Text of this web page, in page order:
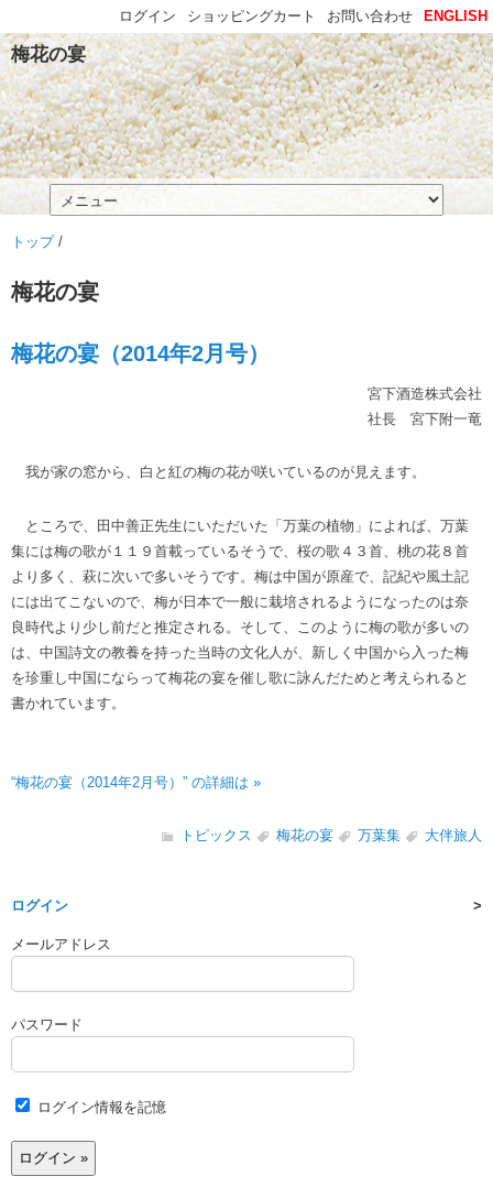
梅花の宴
トップ/
梅花の宴
梅花の宴（2014年2月号）
宮下酒造株式会社
社長 宮下附一竜
我が家の窓から、白と紅の梅の花が咲いているのが見えます。
ところで、田中善正先生にいただいた「万葉の植物」によれば、万葉
集には梅の歌が１１９首載っているそうで、桜の歌４３首、桃の花８首
より多く、萩に次いで多いそうです。梅は中国が原産で、記紀や風土記
には出てこないので、梅が日本で一般に栽培されるようになったのは奈
良時代より少し前だと推定される。そして、このように梅の歌が多いの
は、中国詩文の教養を持った当時の文化人が、新しく中国から入った梅
を珍重し中国にならって梅花の宴を催し歌に詠んだためと考えられると
書かれています。
“梅花の宴（2014年2月号）” の詳細は »
トピックス 梅花の宴 万葉集 大伴旅人
ログイン
メールアドレス
パスワード
ログイン情報を記憶
ENGLISH
お問い合わせ
ショッピングカート
ログイン